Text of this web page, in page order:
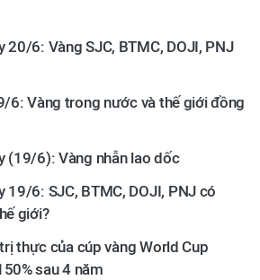
20/6: Vàng SJC, BTMC, DOJI, PNJ
6: Vàng trong nước và thế giới đồng
(19/6): Vàng nhẫn lao dốc
19/6: SJC, BTMC, DOJI, PNJ có
giới?
thực của cúp vàng World Cup
sau 4 năm